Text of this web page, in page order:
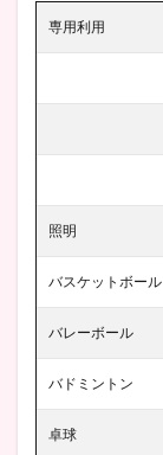
専用利用
照明
バスケットボール
バレーボール
バドミントン
卓球